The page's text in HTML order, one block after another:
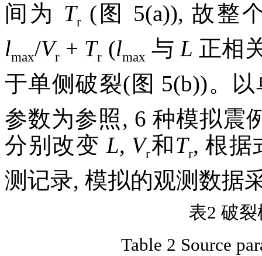
间为 Tr(图 5(a)), 故整
lmax/Vr + Tr (lmax 与L 正相
于单侧破裂(图 5(b))。
参数为参照, 6 种模拟震
分别改变 L, Vr和Tr, 根据
测记录, 模拟的观测数据
表2 破
Table 2 Source